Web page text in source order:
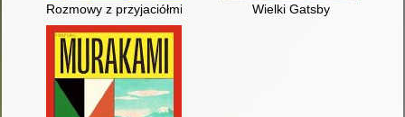
Rozmowy z przyjaciółmi Wielki Gatsby